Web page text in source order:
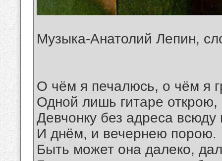
Музыка-Анатолий Лепин,
О чём я печалюсь, о чём я
Одной лишь гитаре открою,
Девчонку без адреса всюду
И днём, и вечернею порою.
Быть может она далеко,